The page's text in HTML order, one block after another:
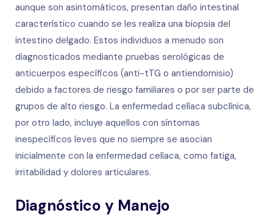
aunque son asintomáticos, presentan daño intestinal
característico cuando se les realiza una biopsia del
intestino delgado. Estos individuos a menudo son
diagnosticados mediante pruebas serológicas de
anticuerpos específicos (anti-tTG o antiendomisio)
debido a factores de riesgo familiares o por ser parte de
grupos de alto riesgo. La enfermedad celíaca subclínica,
por otro lado, incluye aquellos con síntomas
inespecíficos leves que no siempre se asocian
inicialmente con la enfermedad celíaca, como fatiga,
irritabilidad y dolores articulares.
Diagnóstico y Manejo